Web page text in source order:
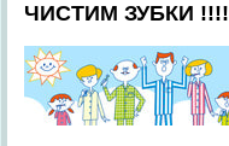
ЧИСТИМ ЗУБКИ !!!!